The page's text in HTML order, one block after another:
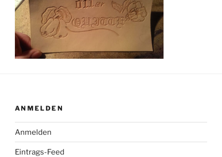
ANMELDEN
Anmelden
Eintrags-Feed